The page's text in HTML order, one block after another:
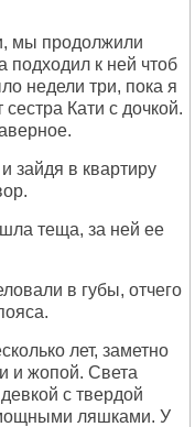
мы продолжили
подходил к ней чтоб
недели три, пока я
Кати с дочкой.
зайдя в квартиру
теща, за ней ее
в губы, отчего
лет, заметно
и жопой. Света
с твердой
ляшками. У